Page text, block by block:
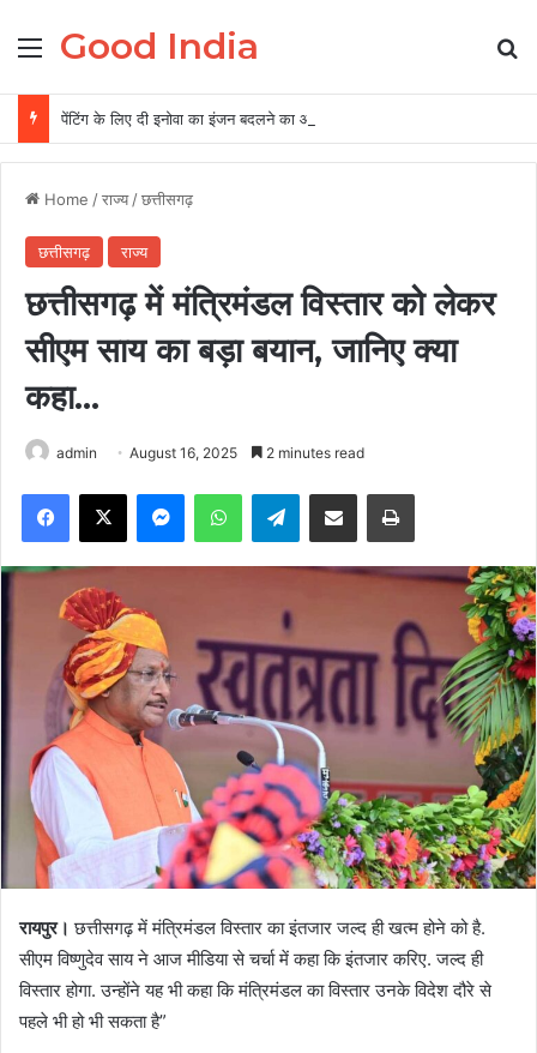
Menu
Good India
Home /राज्य /छत्तीसगढ़
छत्तीसगढ़ राज्य
छत्तीसगढ़ में मंत्रिमंडल विस्तार को लेकर
सीएम साय का बड़ा बयान, जानिए क्या
कहा…
admin August 16, 2025 2 minutes read
Facebook
X MessengerWhatsAppTelegramShare via Email Print
रायपुर।छत्तीसगढ़ में मंत्रिमंडल विस्तार का इंतजार जल्द ही खत्म होने को है.
सीएम विष्णुदेव साय ने आज मीडिया से चर्चा में कहा कि इंतजार करिए. जल्द ही
विस्तार होगा. उन्होंने यह भी कहा कि मंत्रिमंडल का विस्तार उनके विदेश दौरे से
पहले भी हो भी सकता है”